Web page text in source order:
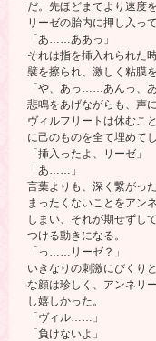
だ。先ほどまでより速度
リーゼの胎内に押し入って
「あ……ああっ」
それは指を挿入れられた
襞を擦られ、激しく粘膜
「や、あっ……あんっ、あ
悲鳴をあげながらも、声
ヴィルフリートは休むこ
に己のものを全て埋めてし
「挿入ったよ、リーゼ」
「あ……」
言葉よりも、深く繋がっ
まったくないことをアン
しまい、それが期せずし
つける動きになる。
「っ……リーゼ？」
いきなりの刺激にびくり
な顔は珍しく、アンネリ
し嬉しかった。
「ヴィル……」
「負けないよ」